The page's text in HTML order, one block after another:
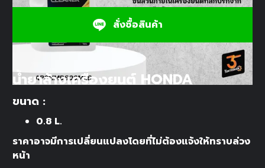
สั่งซื้อสินค้า
น้ำยาล้างเครื่องยนต์ HONDA
ขนาด :
0.8 L.
ราคาอาจมีการเปลี่ยนแปลงโดยที่ไม่ต้องแจ้งให้ทราบล่วง
หน้า